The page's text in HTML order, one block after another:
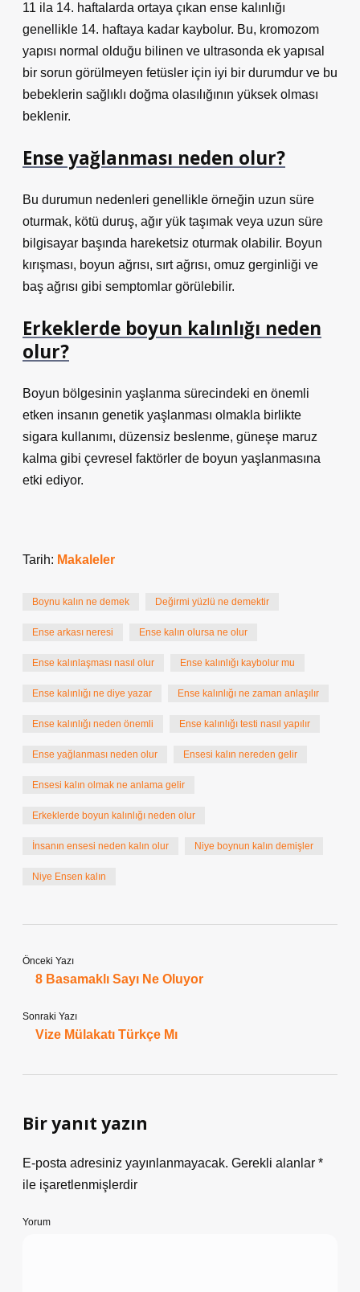
11 ila 14. haftalarda ortaya çıkan ense kalınlığı
genellikle 14. haftaya kadar kaybolur. Bu, kromozom
yapısı normal olduğu bilinen ve ultrasonda ek yapısal
bir sorun görülmeyen fetüsler için iyi bir durumdur ve bu
bebeklerin sağlıklı doğma olasılığının yüksek olması
beklenir.
Ense yağlanması neden olur?
Bu durumun nedenleri genellikle örneğin uzun süre
oturmak, kötü duruş, ağır yük taşımak veya uzun süre
bilgisayar başında hareketsiz oturmak olabilir. Boyun
kırışması, boyun ağrısı, sırt ağrısı, omuz gerginliği ve
baş ağrısı gibi semptomlar görülebilir.
Erkeklerde boyun kalınlığı neden
olur?
Boyun bölgesinin yaşlanma sürecindeki en önemli
etken insanın genetik yaşlanması olmakla birlikte
sigara kullanımı, düzensiz beslenme, güneşe maruz
kalma gibi çevresel faktörler de boyun yaşlanmasına
etki ediyor.
Tarih: Makaleler
Boynu kalın ne demek Değirmi yüzlü ne demektir
Ense arkası neresi Ense kalın olursa ne olur
Ense kalınlaşması nasıl olur Ense kalınlığı kaybolur mu
Ense kalınlığı ne diye yazar Ense kalınlığı ne zaman anlaşılır
Ense kalınlığı neden önemli Ense kalınlığı testi nasıl yapılır
Ense yağlanması neden olur Ensesi kalın nereden gelir
Ensesi kalın olmak ne anlama gelir
Erkeklerde boyun kalınlığı neden olur
İnsanın ensesi neden kalın olur Niye boynun kalın demişler
Niye Ensen kalın
Önceki Yazı
8 Basamaklı Sayı Ne Oluyor
Sonraki Yazı
Vize Mülakatı Türkçe Mı
Bir yanıt yazın
E-posta adresiniz yayınlanmayacak. Gerekli alanlar *
ile işaretlenmişlerdir
Yorum